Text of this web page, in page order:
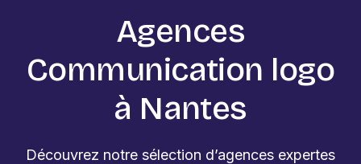
Agences
Communication logo
à Nantes
Découvrez notre sélection d’agences expertes